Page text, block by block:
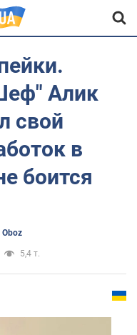
Алик
свой
в
боится
5,4 т.